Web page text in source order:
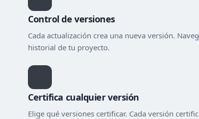
Control de versiones
Cada actualización crea una nueva versión.
historial de tu proyecto.
Certifica cualquier versión
Elige qué versiones certificar. Cada versión